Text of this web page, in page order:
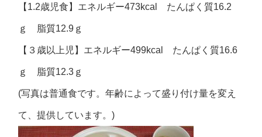
【1.2歳児食】エネルギー473kcal たんぱく質16.2
ｇ 脂質12.9ｇ
【３歳以上児】エネルギー499kcal たんぱく質16.6
ｇ 脂質12.3ｇ
(写真は普通食です。年齢によって盛り付け量を変え
て、提供しています。)